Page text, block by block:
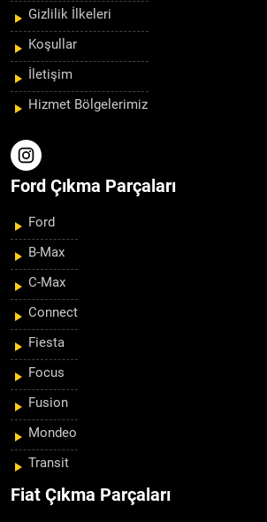
Gizlilik İlkeleri
Koşullar
İletişim
Hizmet Bölgelerimiz
Ford Çıkma Parçaları
Ford
B-Max
C-Max
Connect
Fiesta
Focus
Fusion
Mondeo
Transit
Fiat Çıkma Parçaları